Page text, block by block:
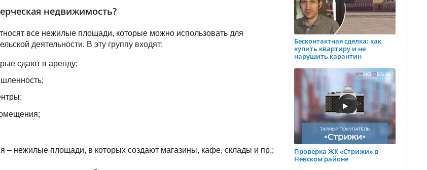
недвижимость?
все нежилые площади, которые можно использовать для
деятельности. В эту группу входят:
сдают в аренду;
– нежилые площади, в которых создают магазины, кафе, склады и пр.;
Бесконтактная сделка: как
купить квартиру и не
нарушить карантин
Проверка ЖК «Стрижи» в
Невском районе